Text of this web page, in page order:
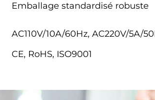
Emballage standardisé robuste
AC110V/10A/60Hz, AC220V/5A/
CE, RoHS, ISO9001